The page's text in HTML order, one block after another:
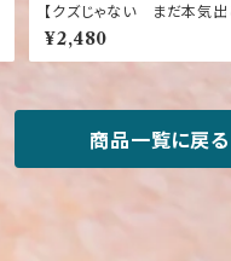
【クズじゃない まだ本気出
いだけ】おもしろTシャツ
け 黒Tシャツ
¥2,480
商品一覧に戻る